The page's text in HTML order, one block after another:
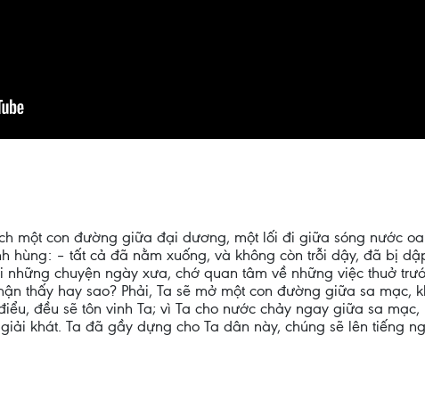
một con đường giữa đại dương, một lối đi giữa sóng nước
hùng: – tất cả đã nằm xuống, và không còn trỗi dậy, đã bị
chuyện ngày xưa, chớ quan tâm về những việc thuở
thấy hay sao? Phải, Ta sẽ mở một con đường giữa sa mạc,
đều sẽ tôn vinh Ta; vì Ta cho nước chảy ngay giữa sa
khát. Ta đã gầy dựng cho Ta dân này, chúng sẽ lên tiếng